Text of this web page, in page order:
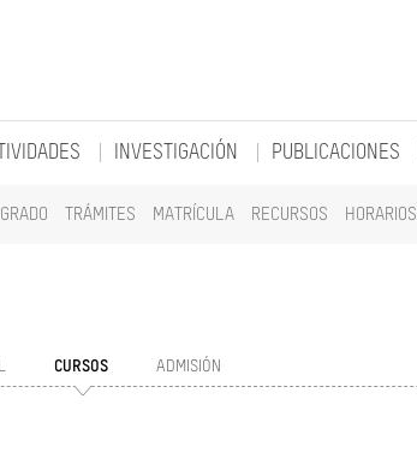
TRÁMITES MATRÍCULA RECURSOS HORARIOS
INVESTIGACIÓN PUBLICACIONES
CURSOS ADMISIÓN